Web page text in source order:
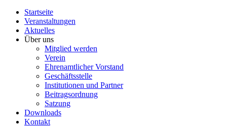
Startseite
Veranstaltungen
Aktuelles
Über uns
Mitglied werden
Verein
Ehrenamtlicher Vorstand
Geschäftsstelle
Institutionen und Partner
Beitragsordnung
Satzung
Downloads
Kontakt